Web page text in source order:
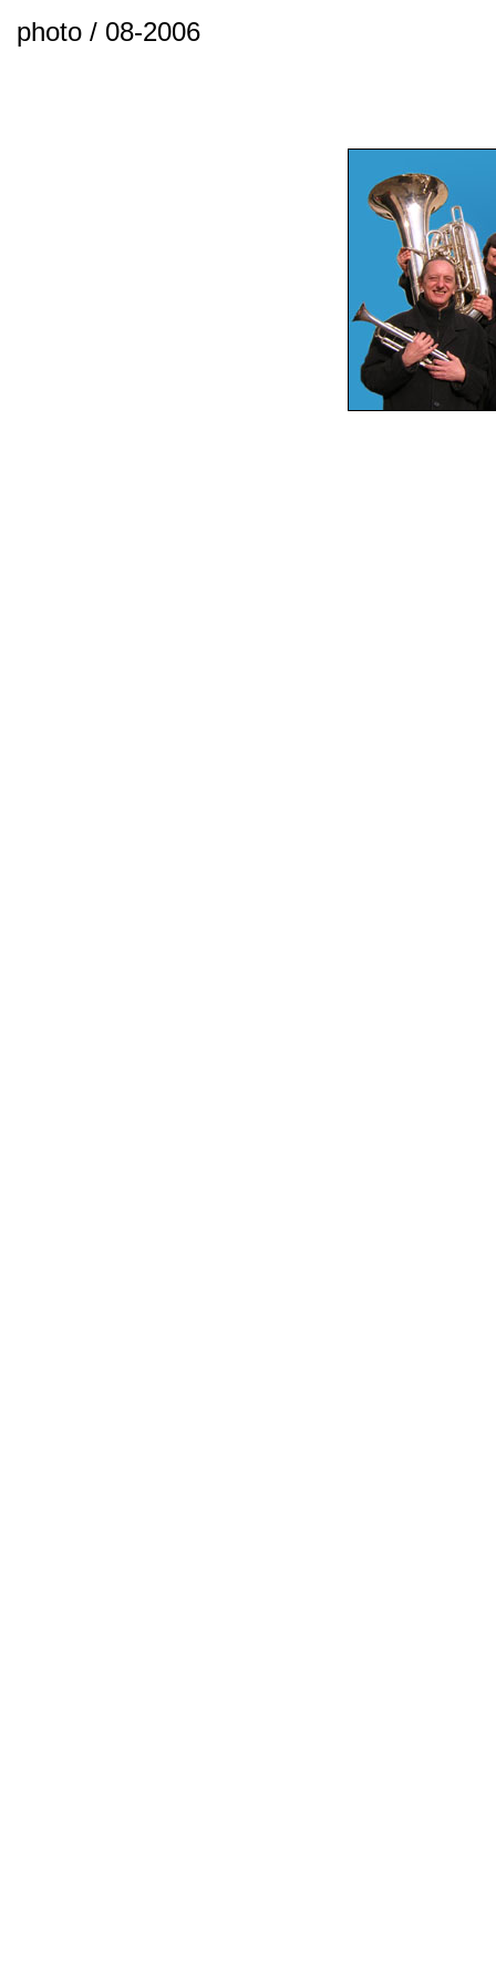
photo / 08-2006